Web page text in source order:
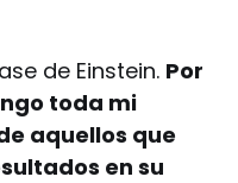
de Einstein. Por
toda mi
aquellos que
en su